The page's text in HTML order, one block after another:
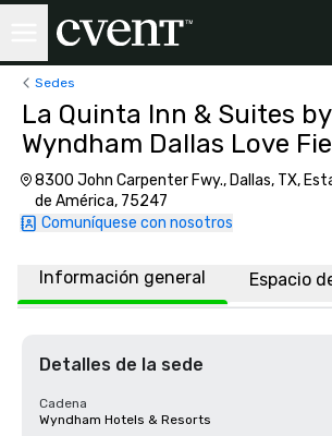
Sedes
La Quinta Inn & Suites by
Wyndham Dallas Love
8300 John Carpenter Fwy., Dallas, TX,
de América, 75247
Comuníquese con nosotros
Información general Espacio
Detalles de la sede
Cadena
Wyndham Hotels & Resorts